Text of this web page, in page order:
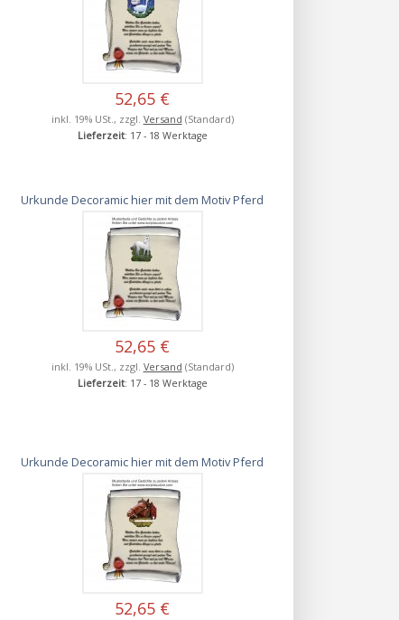
52,65 €
inkl. 19% USt., zzgl. Versand (Standard)
Lieferzeit: 17 - 18 Werktage
Urkunde Decoramic hier mit dem Motiv Pferd
52,65 €
inkl. 19% USt., zzgl. Versand (Standard)
Lieferzeit: 17 - 18 Werktage
Urkunde Decoramic hier mit dem Motiv Pferd
52,65 €